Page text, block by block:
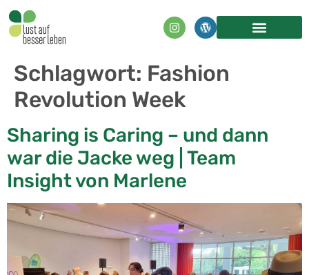
springen
Schlagwort: Fashion
Revolution Week
Sharing is Caring – und dann
war die Jacke weg | Team
Insight von Marlene